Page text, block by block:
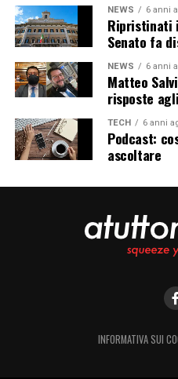
NEWS 6 anni
Ripristinati
Senato fa
NEWS 6 anni
Matteo
risposte
TECH 6 anni
Podcast:
ascoltare
INFORMATIVA SUI